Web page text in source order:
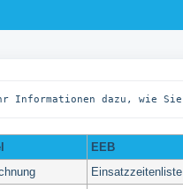
Informationen dazu, wie
EEB